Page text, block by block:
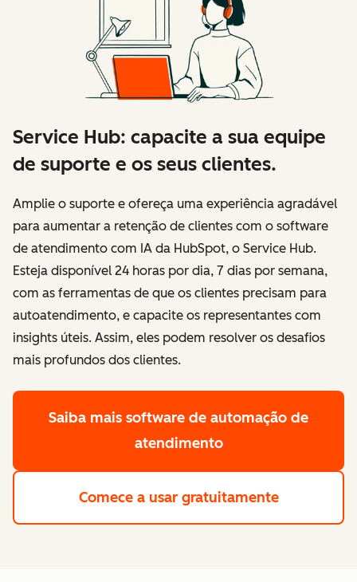
Service Hub: capacite a sua equipe
de suporte e os seus clientes.
Amplie o suporte e ofereça uma experiência agradável
para aumentar a retenção de clientes com o software
de atendimento com IA da HubSpot, o Service Hub.
Esteja disponível 24 horas por dia, 7 dias por semana,
com as ferramentas de que os clientes precisam para
autoatendimento, e capacite os representantes com
insights úteis. Assim, eles podem resolver os desafios
mais profundos dos clientes.
Saiba mais software de automação de
atendimento
Comece a usar gratuitamente